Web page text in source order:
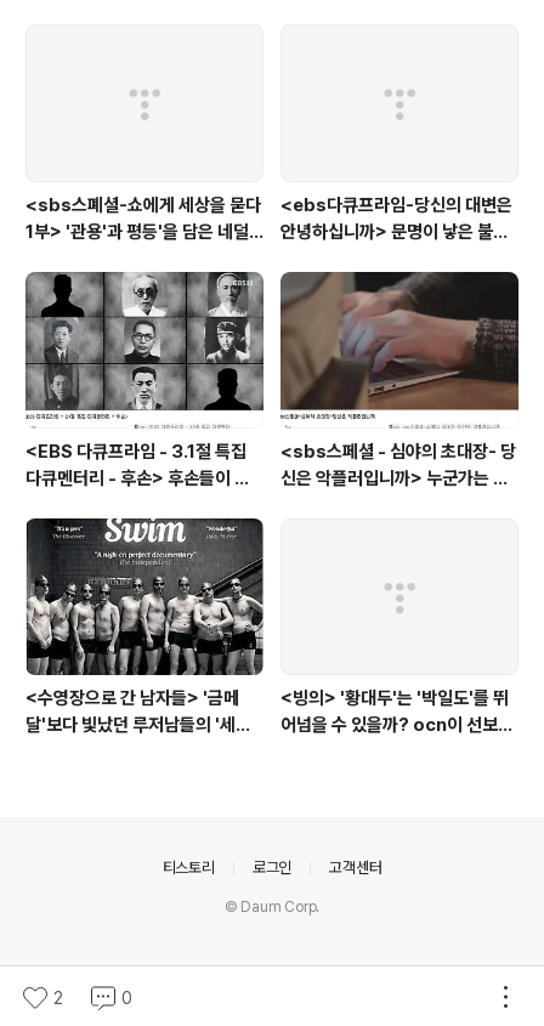
<sbs스폐셜-쇼에게 세상을 묻다
1부> '관용'과 평등'을 담은 네덜
<ebs다큐프라임-당신의 대변은
안녕하십니까> 문명이 낳은 불치
<EBS 다큐프라임 - 3.1절 특집
다큐멘터리 - 후손> 후손들이 말
고 후손들이 짊어진 삶의 무게
<sbs스페셜 - 심야의 초대장- 당
신은 악플러입니까> 누군가는 강
<수영장으로 간 남자들> '금메
달'보다 빛났던 루저남들의 '세라
<빙의> '황대두'는 '박일도'를 뛰
어넘을 수 있을까? ocn이 선보인
2 0
티스토리 로그인 고객센터
© Daum Corp.